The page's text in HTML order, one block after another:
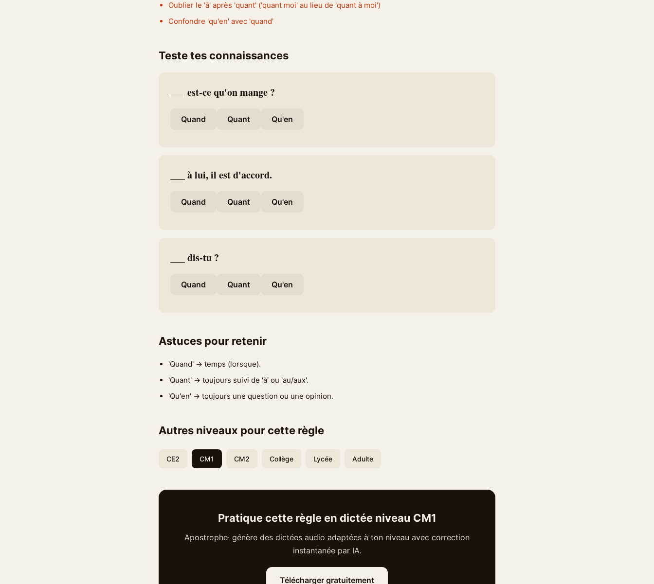
Oublier le 'à' après 'quant' ('quant moi' au lieu de 'quant à moi')
Confondre 'qu'en' avec 'quand'
Teste tes connaissances
___ est-ce qu'on mange ?
Quand Quant Qu'en
___ à lui, il est d'accord.
Quand Quant Qu'en
___ dis-tu ?
Quand Quant Qu'en
Astuces pour retenir
'Quand' → temps (lorsque).
'Quant' → toujours suivi de 'à' ou 'au/aux'.
'Qu'en' → toujours une question ou une opinion.
Autres niveaux pour cette règle
CE2 CM1 CM2 Collège Lycée Adulte
Pratique cette règle en dictée niveau CM1
Apostrophe· génère des dictées audio adaptées à ton niveau avec correction
instantanée par IA.
Télécharger gratuitement